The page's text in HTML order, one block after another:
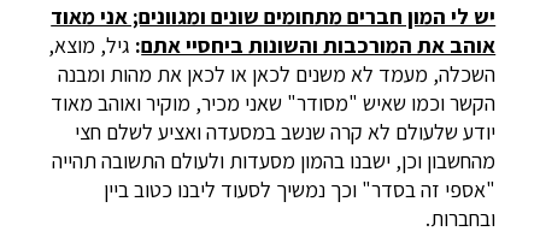
יש לי המון חברים מתחומים שונים ומגוונים; אני מאוד
אוהב את המורכבות והשונות ביחסיי אתם: גיל, מוצא,
השכלה, מעמד לא משנים לכאן או לכאן את מהות ומבנה
הקשר וכמו שאיש "מסודר" שאני מכיר, מוקיר ואוהב מאוד
יודע שלעולם לא קרה שנשב במסעדה ואציע לשלם חצי
מהחשבון וכן, ישבנו בהמון מסעדות ולעולם התשובה תהייה
"אספי זה בסדר" וכך נמשיך לסעוד ליבנו כטוב ביין
ובחברות.